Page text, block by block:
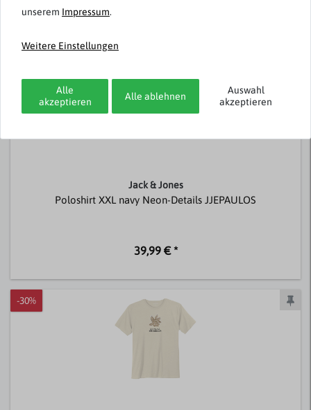
Passend dazu
Jack & Jones
Poloshirt XXL navy Neon-Details JJEPAULOS
39,99 € *
-30%
unserem Impressum.
Weitere Einstellungen
Alle
akzeptieren
Alle ablehnen
Auswahl
akzeptieren